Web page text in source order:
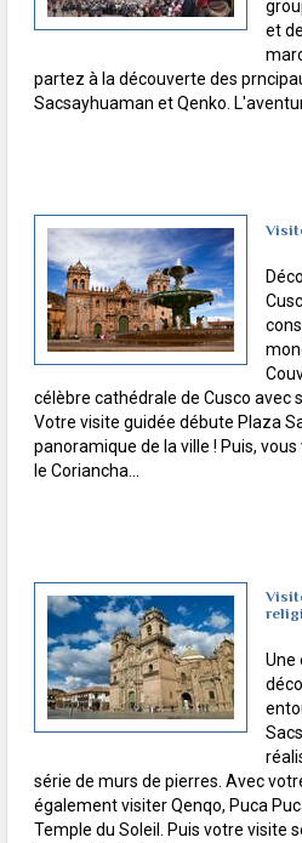
et
partez à la découverte des
Sacsayhuaman et Qenko.
célèbre cathédrale de Cusco avec
Votre visite guidée débute Plaza
panoramique de la ville ! Puis,
le Coriancha...
Une
série de murs de pierres. Avec
également visiter Qenqo, Puca
Temple du Soleil. Puis votre visite